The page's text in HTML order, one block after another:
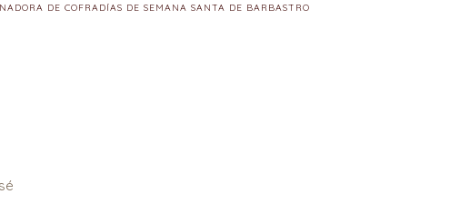
DE COFRADÍAS DE SEMANA SANTA DE BARBASTRO